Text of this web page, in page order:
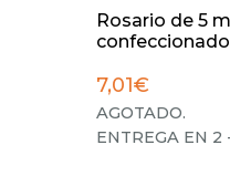
Rosario de 5
7,01€
AGOTADO.
ENTREGA EN 2